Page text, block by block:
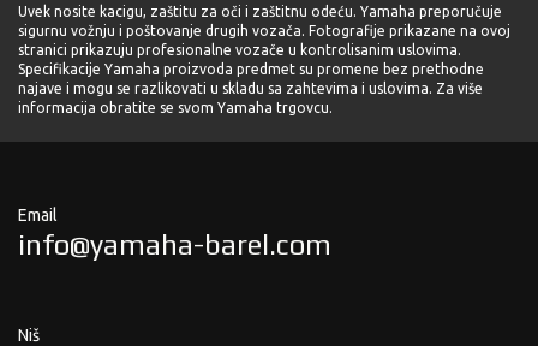
Uvek nosite kacigu, zaštitu za oči i zaštitnu odeću. Yamaha preporučuje
sigurnu vožnju i poštovanje drugih vozača. Fotografije prikazane na ovoj
stranici prikazuju profesionalne vozače u kontrolisanim uslovima.
Specifikacije Yamaha proizvoda predmet su promene bez prethodne
najave i mogu se razlikovati u skladu sa zahtevima i uslovima. Za više
informacija obratite se svom Yamaha trgovcu.
Email
info@yamaha-barel.com
Niš